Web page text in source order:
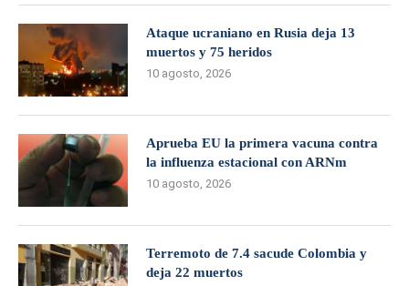
Ataque ucraniano en Rusia deja 13
muertos y 75 heridos
10 agosto, 2026
Aprueba EU la primera vacuna contra
la influenza estacional con ARNm
10 agosto, 2026
Terremoto de 7.4 sacude Colombia y
deja 22 muertos